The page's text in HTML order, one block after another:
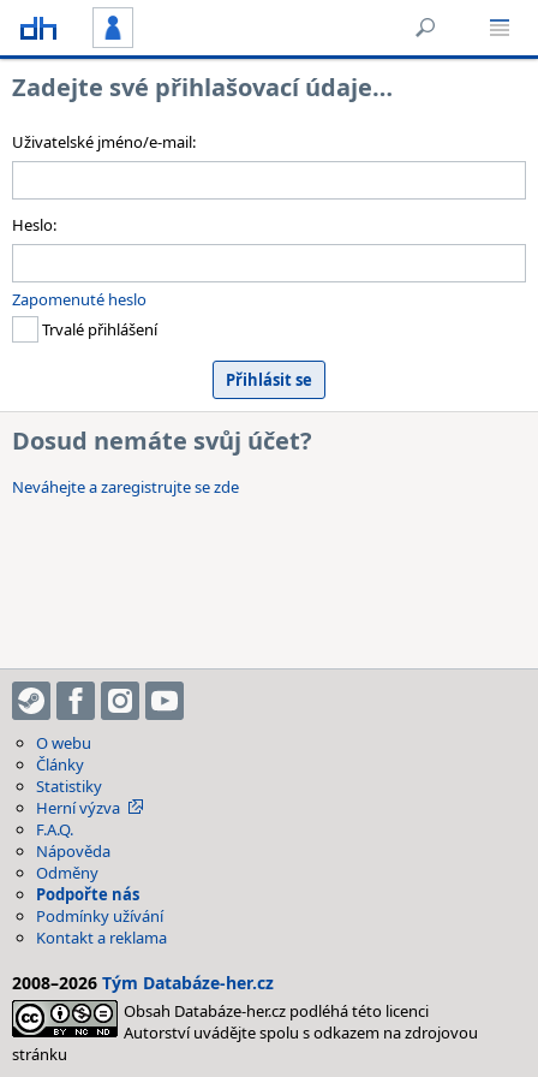
Zadejte své přihlašovací údaje…
Uživatelské jméno/e-mail:
Heslo:
Zapomenuté heslo
Trvalé přihlášení
Dosud nemáte svůj účet?
Neváhejte a zaregistrujte se zde
O webu
Články
Statistiky
Herní výzva
F.A.Q.
Nápověda
Odměny
Podpořte nás
Podmínky užívání
Kontakt a reklama
2008–2026 Tým Databáze-her.cz
Obsah Databáze-her.cz podléhá této licenci
Autorství uvádějte spolu s odkazem na zdrojovou
stránku